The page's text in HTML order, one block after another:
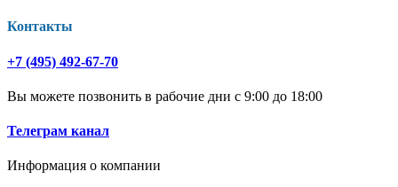
Контакты
+7 (495) 492-67-70
Вы можете позвонить в рабочие дни с 9:00 до 18:00
Телеграм канал
Информация о компании